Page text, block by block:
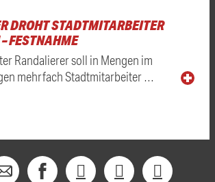
DROHT STADTMITARBEITER
FESTNAHME
Randalierer soll in Mengen im
mehrfach Stadtmitarbeiter …